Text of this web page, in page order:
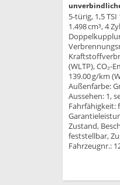
5-türig, 1,5 TSI
1.498 cm³, 4
(WLTP), CO₂-
139.00 g/km
Außenfarbe:
Aussehen: 1,
Fahrfähigkeit:
Zustand,
feststellbar,
Fahrzeugnr.: